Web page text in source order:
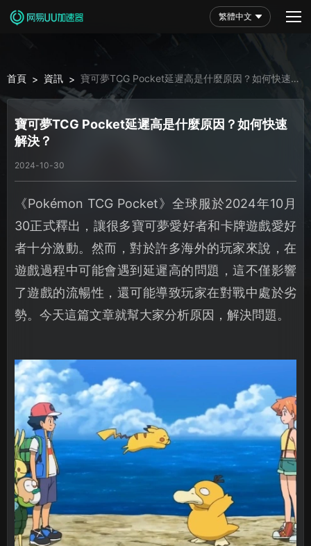
繁體中文
首頁 > 資訊 > 寶可夢TCG Pocket延遲高是什麼原因？如何快速
解決？
寶可夢TCG Pocket延遲高是什麼原因？如何快速
解決？
2024-10-30
《Pokémon TCG Pocket》全球服於2024年10月
30正式釋出，讓很多寶可夢愛好者和卡牌遊戲愛好
者十分激動。然而，對於許多海外的玩家來說，在
遊戲過程中可能會遇到延遲高的問題，這不僅影響
了遊戲的流暢性，還可能導致玩家在對戰中處於劣
勢。今天這篇文章就幫大家分析原因，解決問題。